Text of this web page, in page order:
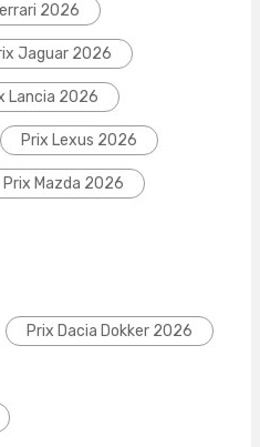
2026
Jaguar 2026
Lancia 2026
Prix Lexus 2026
Prix Mazda 2026
Prix Dacia Dokker 2026